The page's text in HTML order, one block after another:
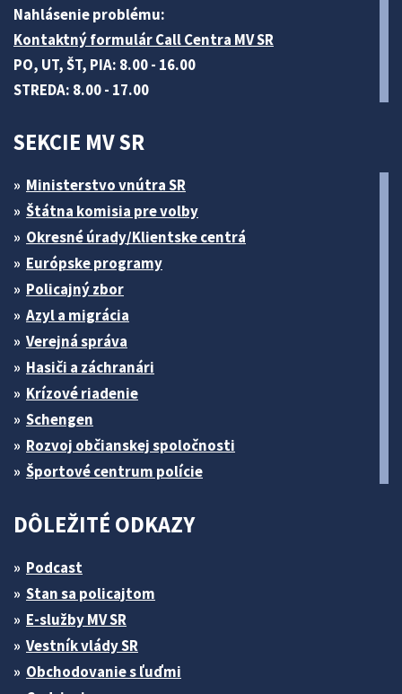
Nahlásenie problému:
Kontaktný formulár Call Centra MV SR
PO, UT, ŠT, PIA: 8.00 - 16.00
STREDA: 8.00 - 17.00
SEKCIE MV SR
Ministerstvo vnútra SR
Štátna komisia pre volby
Okresné úrady/Klientske centrá
Európske programy
Policajný zbor
Azyl a migrácia
Verejná správa
Hasiči a záchranári
Krízové riadenie
Schengen
Rozvoj občianskej spoločnosti
Športové centrum polície
DÔLEŽITÉ ODKAZY
Podcast
Stan sa policajtom
E-služby MV SR
Vestník vlády SR
Obchodovanie s ľuďmi